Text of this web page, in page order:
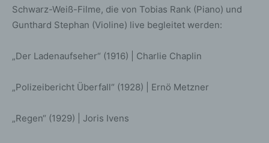
Schwarz-Weiß-Filme, die von Tobias Rank (Piano) und
Gunthard Stephan (Violine) live begleitet werden:
„Der Ladenaufseher“ (1916) | Charlie Chaplin
„Polizeibericht Überfall“ (1928) | Ernö Metzner
„Regen“ (1929) | Joris Ivens